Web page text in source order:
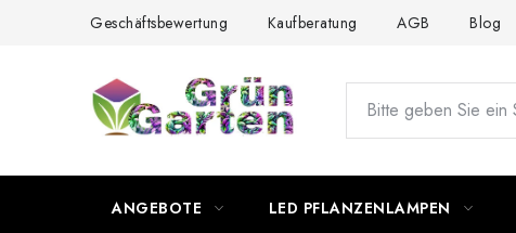
Geschäftsbewertung Kaufberatung AGB Blog
ANGEBOTE LED PFLANZENLAMPEN